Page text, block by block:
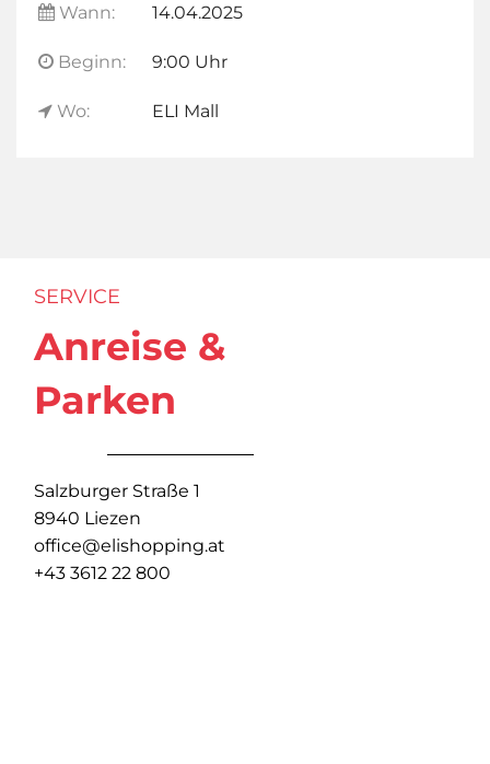
Wann: 14.04.2025
Beginn: 9:00 Uhr
Wo: ELI Mall
SERVICE
Anreise &
Parken
Salzburger Straße 1
8940 Liezen
office@elishopping.at
+43 3612 22 800